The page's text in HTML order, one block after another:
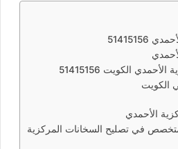
الكويت 51415156
الأحمدي
في تصليح السخانات المركزية